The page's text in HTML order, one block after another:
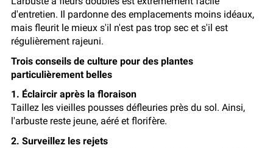
d'entretien. Il pardonne des emplacements moins idéaux,
mais fleurit le mieux s'il n'est pas trop sec et s'il est
régulièrement rajeuni.
Trois conseils de culture pour des plantes
particulièrement belles
1. Éclaircir après la floraison
Taillez les vieilles pousses défleuries près du sol. Ainsi,
l'arbuste reste jeune, aéré et florifère.
2. Surveillez les rejets